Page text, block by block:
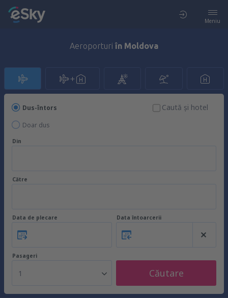
Meniu
Aeroporturi în Moldova
Dus-întors
Doar dus
Caută şi hotel
Din
Către
Data de plecare Data întoarcerii
Pasageri
1 Căutare